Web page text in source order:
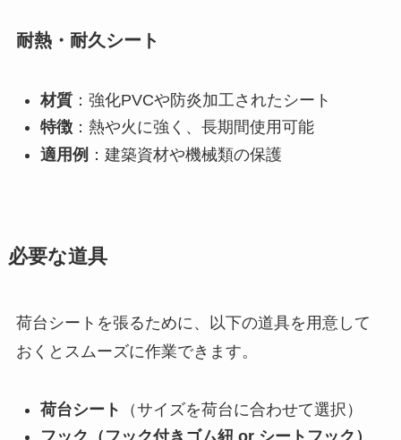
耐熱・耐久シート
材質：強化PVCや防炎加工されたシート
特徴：熱や火に強く、長期間使用可能
適用例 ：建築資材や機械類の保護
必要な道具
荷台シートを張るために、以下の道具を用意して
おくとスムーズに作業できます。
荷台シート
（サイズを荷台に合わせて選択）